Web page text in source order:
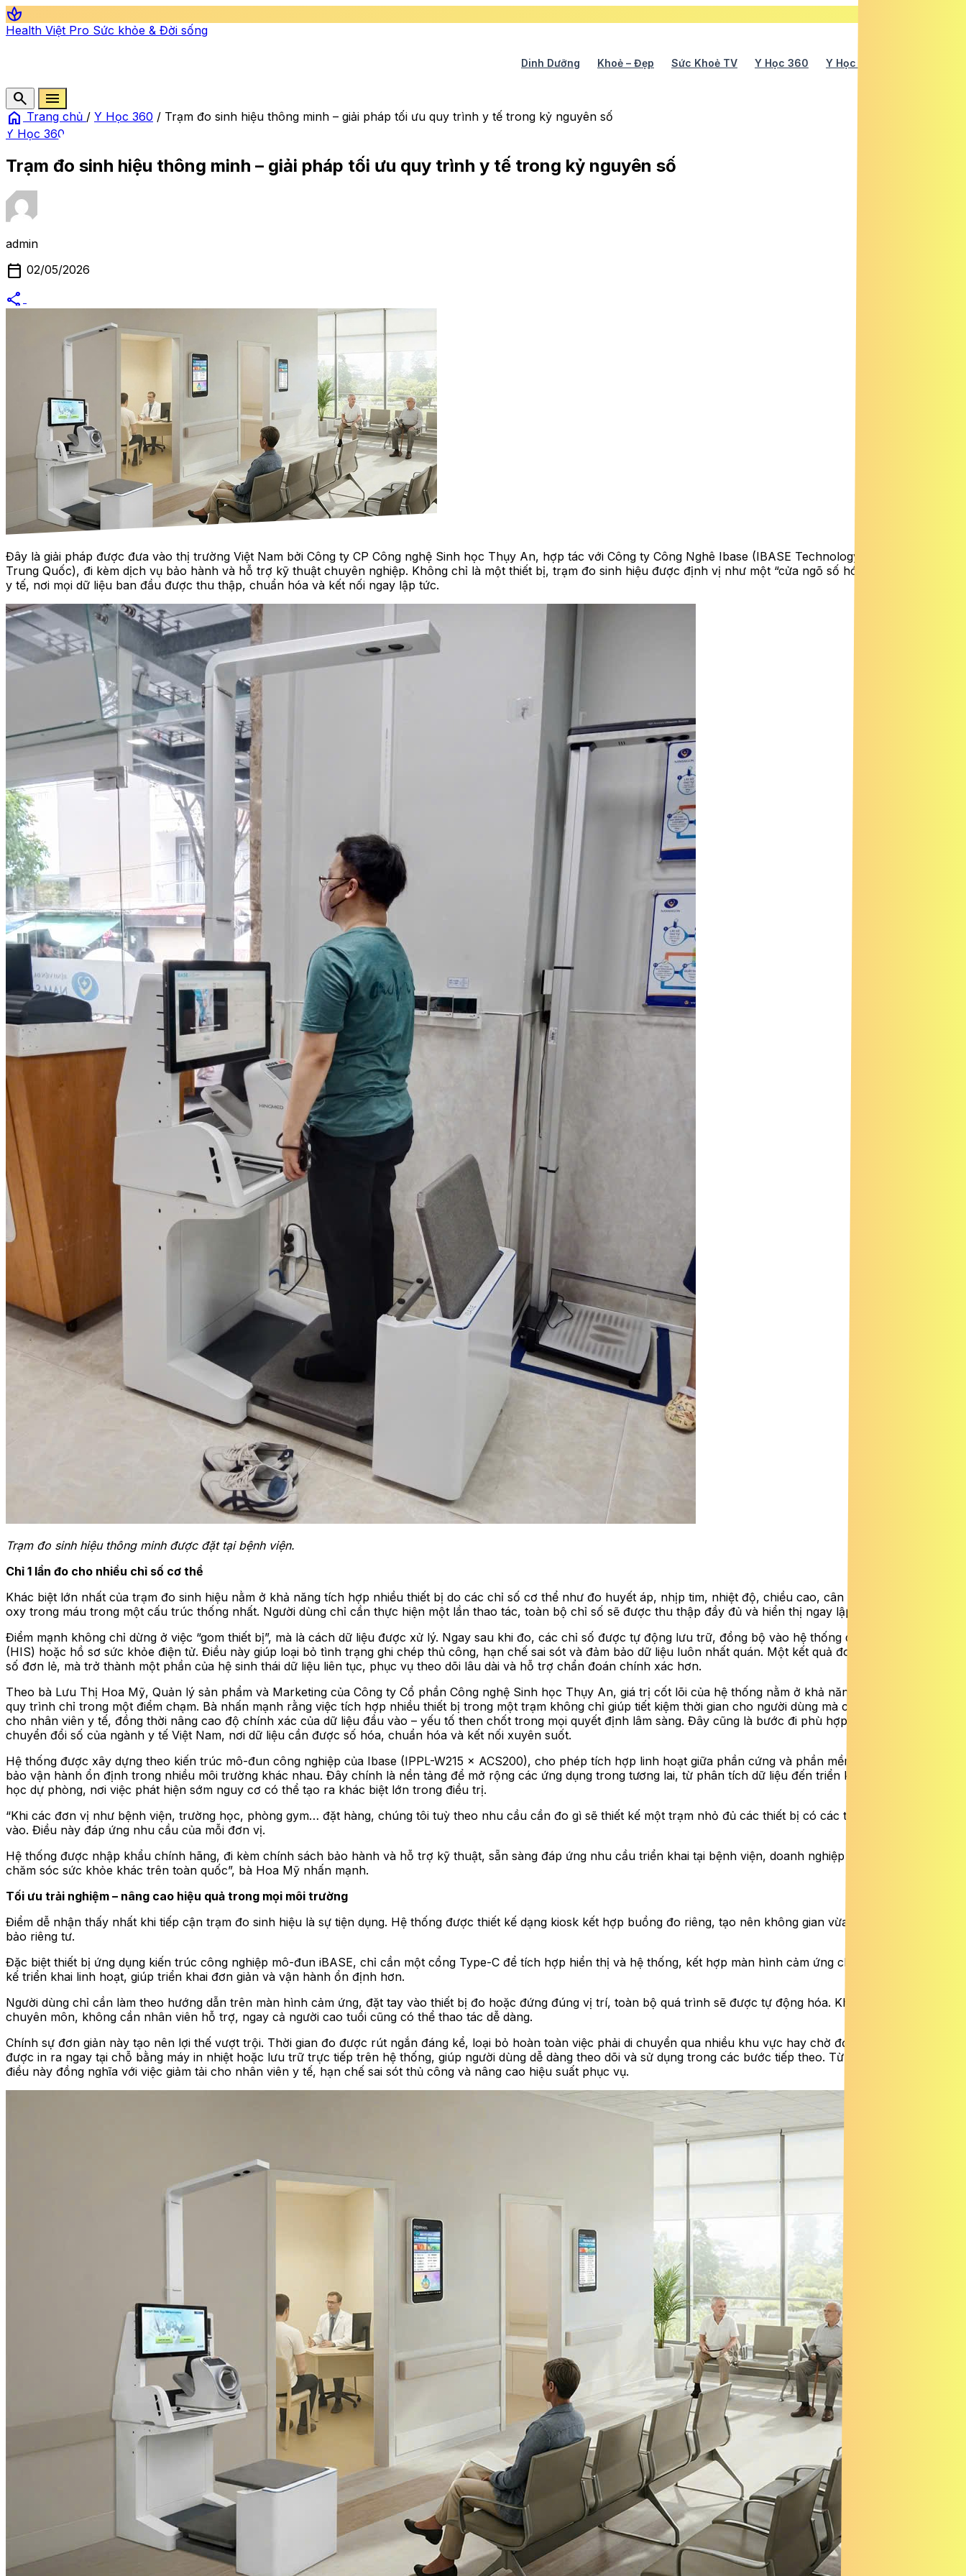
spa
Health Việt Pro Sức khỏe & Đời sống
Dinh Dưỡng Khoẻ – Đẹp Sức Khoẻ TV Y Học 360 Y Học Cổ Truyền
search
menu
home Trang chủ / Y Học 360 / Trạm đo sinh hiệu thông minh – giải pháp tối ưu quy trình y tế trong kỷ nguyên số
Y Học 360
Trạm đo sinh hiệu thông minh – giải pháp tối ưu quy trình y tế trong kỷ nguyên số
admin
calendar_today 02/05/2026
share
Đây là giải pháp được đưa vào thị trường Việt Nam bởi Công ty CP Công nghệ Sinh học Thụy An, hợp tác với Công ty Công Nghê Ibase (IBASE Technology Inc. Đài Loan,
Trung Quốc), đi kèm dịch vụ bảo hành và hỗ trợ kỹ thuật chuyên nghiệp. Không chỉ là một thiết bị, trạm đo sinh hiệu được định vị như một “cửa ngõ số hóa” trong quy trình
y tế, nơi mọi dữ liệu ban đầu được thu thập, chuẩn hóa và kết nối ngay lập tức.
Trạm đo sinh hiệu thông minh được đặt tại bệnh viện.
Chỉ 1 lần đo cho nhiều chỉ số cơ thể
Khác biệt lớn nhất của trạm đo sinh hiệu nằm ở khả năng tích hợp nhiều thiết bị do các chỉ số cơ thể như đo huyết áp, nhịp tim, nhiệt độ, chiều cao, cân nặng và độ bão hòa
oxy trong máu trong một cấu trúc thống nhất. Người dùng chỉ cần thực hiện một lần thao tác, toàn bộ chỉ số sẽ được thu thập đầy đủ và hiển thị ngay lập tức.
Điểm mạnh không chỉ dừng ở việc “gom thiết bị”, mà là cách dữ liệu được xử lý. Ngay sau khi đo, các chỉ số được tự động lưu trữ, đồng bộ vào hệ thống quản lý bệnh viện
(HIS) hoặc hồ sơ sức khỏe điện tử. Điều này giúp loại bỏ tình trạng ghi chép thủ công, hạn chế sai sót và đảm bảo dữ liệu luôn nhất quán. Một kết quả đo không còn là con
số đơn lẻ, mà trở thành một phần của hệ sinh thái dữ liệu liên tục, phục vụ theo dõi lâu dài và hỗ trợ chẩn đoán chính xác hơn.
Theo bà Lưu Thị Hoa Mỹ, Quản lý sản phẩm và Marketing của Công ty Cổ phần Công nghệ Sinh học Thụy An, giá trị cốt lõi của hệ thống nằm ở khả năng tối ưu hóa toàn bộ
quy trình chỉ trong một điểm chạm. Bà nhấn mạnh rằng việc tích hợp nhiều thiết bị trong một trạm không chỉ giúp tiết kiệm thời gian cho người dùng mà còn giảm tải đáng kể
cho nhân viên y tế, đồng thời nâng cao độ chính xác của dữ liệu đầu vào – yếu tố then chốt trong mọi quyết định lâm sàng. Đây cũng là bước đi phù hợp với định hướng
chuyển đổi số của ngành y tế Việt Nam, nơi dữ liệu cần được số hóa, chuẩn hóa và kết nối xuyên suốt.
Hệ thống được xây dựng theo kiến trúc mô-đun công nghiệp của Ibase (IPPL-W215 × ACS200), cho phép tích hợp linh hoạt giữa phần cứng và phần mềm, đồng thời đảm
bảo vận hành ổn định trong nhiều môi trường khác nhau. Đây chính là nền tảng để mở rộng các ứng dụng trong tương lai, từ phân tích dữ liệu đến triển khai các mô hình y
học dự phòng, nơi việc phát hiện sớm nguy cơ có thể tạo ra khác biệt lớn trong điều trị.
“Khi các đơn vị như bệnh viện, trường học, phòng gym… đặt hàng, chúng tôi tuỳ theo nhu cầu cần đo gì sẽ thiết kế một trạm nhỏ đủ các thiết bị có các tính năng đó ghép
vào. Điều này đáp ứng nhu cầu của mỗi đơn vị.
Hệ thống được nhập khẩu chính hãng, đi kèm chính sách bảo hành và hỗ trợ kỹ thuật, sẵn sàng đáp ứng nhu cầu triển khai tại bệnh viện, doanh nghiệp và nhiều mô hình
chăm sóc sức khỏe khác trên toàn quốc”, bà Hoa Mỹ nhấn mạnh.
Tối ưu trải nghiệm – nâng cao hiệu quả trong mọi môi trường
Điểm dễ nhận thấy nhất khi tiếp cận trạm đo sinh hiệu là sự tiện dụng. Hệ thống được thiết kế dạng kiosk kết hợp buồng đo riêng, tạo nên không gian vừa hiện đại vừa đảm
bảo riêng tư.
Đặc biệt thiết bị ứng dụng kiến trúc công nghiệp mô-đun iBASE, chỉ cần một cổng Type-C để tích hợp hiển thị và hệ thống, kết hợp màn hình cảm ứng chống nước và thiết
kế triển khai linh hoạt, giúp triển khai đơn giản và vận hành ổn định hơn.
Người dùng chỉ cần làm theo hướng dẫn trên màn hình cảm ứng, đặt tay vào thiết bị đo hoặc đứng đúng vị trí, toàn bộ quá trình sẽ được tự động hóa. Không cần kỹ năng
chuyên môn, không cần nhân viên hỗ trợ, ngay cả người cao tuổi cũng có thể thao tác dễ dàng.
Chính sự đơn giản này tạo nên lợi thế vượt trội. Thời gian đo được rút ngắn đáng kể, loại bỏ hoàn toàn việc phải di chuyển qua nhiều khu vực hay chờ đợi từng bước. Dữ liệu
được in ra ngay tại chỗ bằng máy in nhiệt hoặc lưu trữ trực tiếp trên hệ thống, giúp người dùng dễ dàng theo dõi và sử dụng trong các bước tiếp theo. Từ góc nhìn vận hành,
điều này đồng nghĩa với việc giảm tải cho nhân viên y tế, hạn chế sai sót thủ công và nâng cao hiệu suất phục vụ.